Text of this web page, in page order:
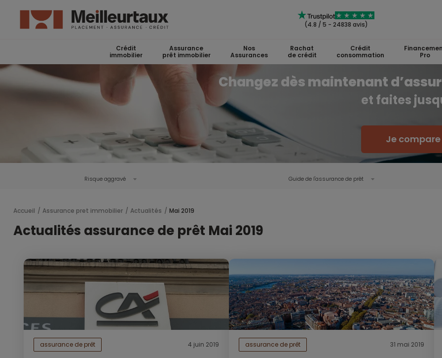
(4.8 / 5 - 24838 avis)
Crédit
immobilier
Assurance
prêt immobilier
Nos
Assurances
Rachat
de crédit
Crédit
consommation
Pro
Changez dès maintenant
et faites
Je
Risque aggravé Guide de l'assurance de prêt
Accueil Assurance pret immobilier Actualités Mai 2019
Actualités assurance de prêt Mai 2019
assurance de prêt 4 juin 2019 assurance de prêt 31 mai 2019